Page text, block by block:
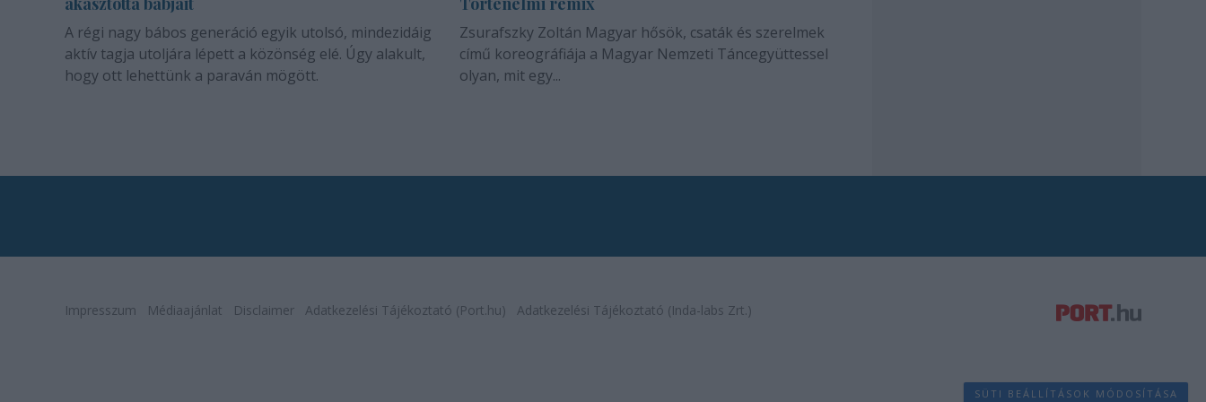
A régi nagy bábos generáció egyik utolsó, mindezidáig
aktív tagja utoljára lépett a közönség elé. Úgy alakult,
hogy ott lehettünk a paraván mögött.
Zsurafszky Zoltán Magyar hősök, csaták és szerelmek
című koreográfiája a Magyar Nemzeti Táncegyüttessel
olyan, mit egy...
Impresszum Médiaajánlat Disclaimer Adatkezelési Tájékoztató (Port.hu) Adatkezelési Tájékoztató (Inda-labs Zrt.)
SÜTI BEÁLLÍTÁSOK MÓDOSÍTÁSA